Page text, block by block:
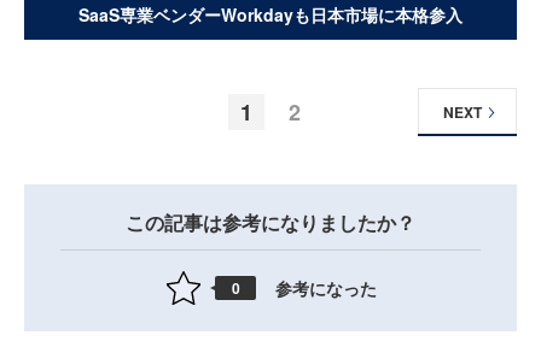
SaaS専業ベンダーWorkdayも日本市場に本格参入
1 2 NEXT
この記事は参考になりましたか？
0 参考になった